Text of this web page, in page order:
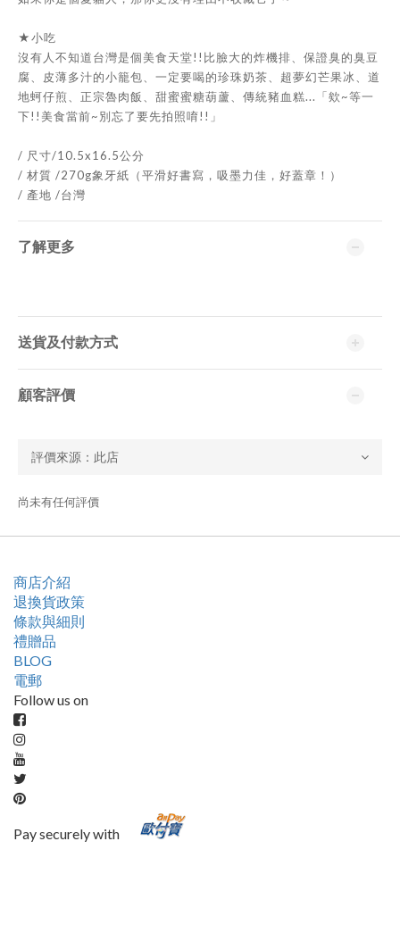
★小吃
沒有人不知道台灣是個美食天堂!!比臉大的炸機排、保證臭的臭豆
腐、皮薄多汁的小籠包、一定要喝的珍珠奶茶、超夢幻芒果冰、道
地蚵仔煎、正宗魯肉飯、甜蜜蜜糖葫蘆、傳統豬血糕...「欸~等一
下!!美食當前~別忘了要先拍照唷!!」
/ 尺寸/10.5x16.5公分
/ 材質 /270g象牙紙（平滑好書寫，吸墨力佳，好蓋章！）
/ 產地 /台灣
了解更多
送貨及付款方式
顧客評價
尚未有任何評價
商店介紹
退換貨政策
條款與細則
禮贈品
BLOG
電郵
Follow us on
Pay securely with